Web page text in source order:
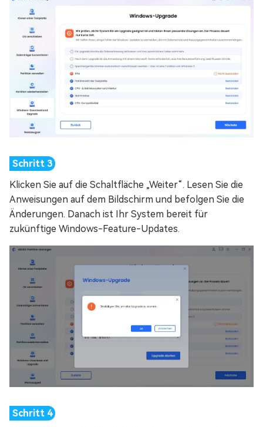
Klicken Sie auf die Schaltfläche „Weiter“. Lesen Sie die
Anweisungen auf dem Bildschirm und befolgen Sie die
Änderungen. Danach ist Ihr System bereit für
zukünftige Windows-Feature-Updates.